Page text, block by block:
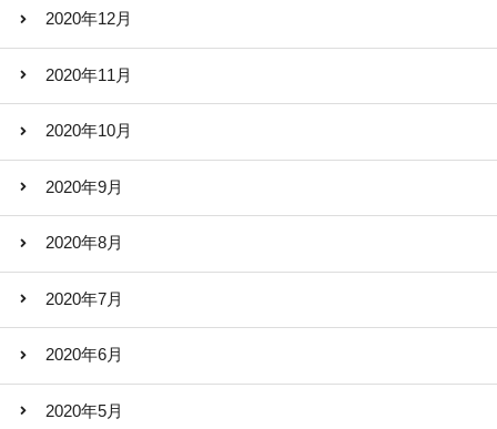
2020年12月
2020年11月
2020年10月
2020年9月
2020年8月
2020年7月
2020年6月
2020年5月